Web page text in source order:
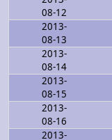
08-12
2013-
08-13
2013-
08-14
2013-
08-15
2013-
08-16
2013-